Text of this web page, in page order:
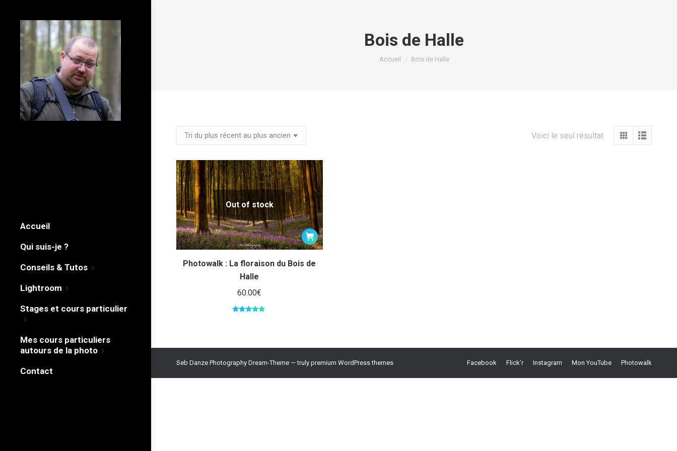
Accueil
Qui suis-je ?
Conseils & Tutos
Lightroom
Stages et cours particulier
Mes cours particuliers
autours de la photo
Contact
Bois de Halle
Vous êtes ici :
Accueil Bois de Halle
Voici le seul résultat
Out of stock
Photowalk : La floraison du Bois de
Halle
60.00€
Seb Danze Photography Dream-Theme — truly premium WordPress themes Facebook Flick’r Instagram Mon YouTube Photowalk